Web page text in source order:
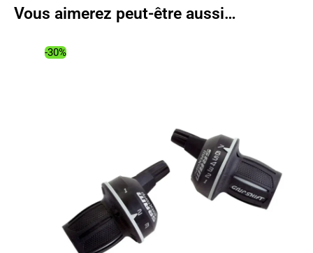
Vous aimerez peut-être aussi…
-30%